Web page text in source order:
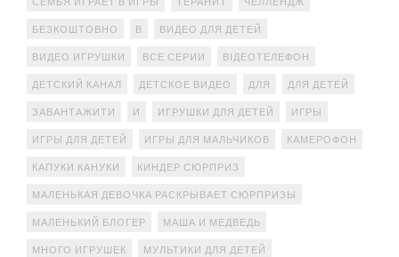
БЕЗКОШТОВНО В ВИДЕО ДЛЯ ДЕТЕЙ
ВИДЕО ИГРУШКИ ВСЕ СЕРИИ ВІДЕОТЕЛЕФОН
ДЕТСКИЙ КАНАЛ ДЕТСКОЕ ВИДЕО ДЛЯ ДЛЯ ДЕТЕЙ
ЗАВАНТАЖИТИ И ИГРУШКИ ДЛЯ ДЕТЕЙ ИГРЫ
ИГРЫ ДЛЯ ДЕТЕЙ ИГРЫ ДЛЯ МАЛЬЧИКОВ КАМЕРОФОН
КАПУКИ КАНУКИ КИНДЕР СЮРПРИЗ
МАЛЕНЬКАЯ ДЕВОЧКА РАСКРЫВАЕТ СЮРПРИЗЫ
МАЛЕНЬКИЙ БЛОГЕР МАША И МЕДВЕДЬ
МНОГО ИГРУШЕК МУЛЬТИКИ ДЛЯ ДЕТЕЙ